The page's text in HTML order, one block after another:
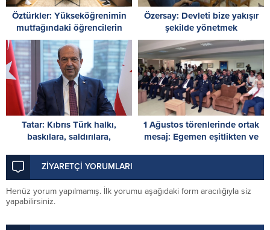
Öztürkler: Yükseköğrenimin
mutfağındaki öğrencilerin
Cumhuriyet Meclisi’nde
kongre yapması önemli
Özersay: Devleti bize yakışır
şekilde yönetmek
şehitlerimize borcumuzdur
Tatar: Kıbrıs Türk halkı,
baskılara, saldırılara,
rağmen vatanına ve devletine
sahip çıktı
1 Ağustos törenlerinde ortak
mesaj: Egemen eşitlikten ve
ZİYARETÇİ YORUMLARI
Henüz yorum yapılmamış. İlk yorumu aşağıdaki form aracılığıyla siz
yapabilirsiniz.